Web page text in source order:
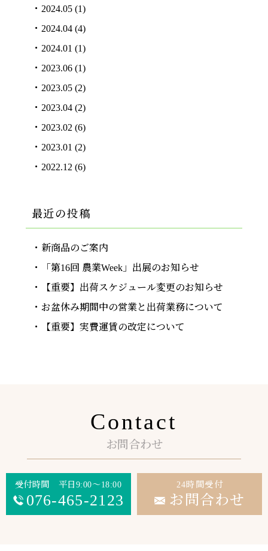
2024.05(1)
2024.04(4)
2024.01 (1)
2023.06(1)
2023.05(2)
2023.04(2)
2023.02 (6)
2023.01 (2)
2022.12 (6)
最近の投稿
新商品のご案内
「第16回 農業Week」出展のお知らせ
【重要】出荷スケジュール変更のお知らせ
お盆休み期間中の営業と出荷業務について
【重要】実費運賃の改定について
Contact
お問合わせ
受付時間 平日9:00～18:00
076-465-2123
24時間受付
お問合わせ